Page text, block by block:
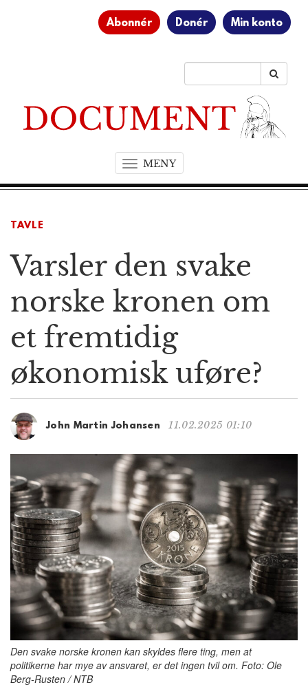
Abonnér Donér Min konto
MENYT
o
a
i
a
t
o
TAVLE
Varsler den svake
norske kronen om
et fremtidig
økonomisk uføre?
John Martin Johansen 11.02.2025 01:10
Den svake norske kronen kan skyldes flere ting, men at
politikerne har mye av ansvaret, er det ingen tvil om. Foto: Ole
Berg-Rusten / NTB